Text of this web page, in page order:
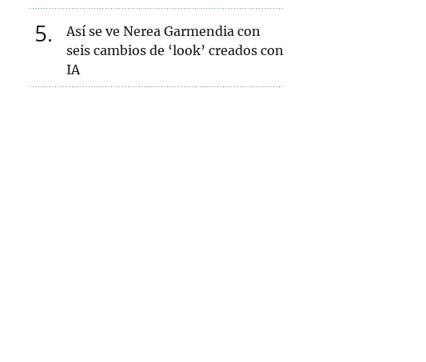
5
Así se ve Nerea Garmendia con
seis cambios de ‘look’ creados con
IA